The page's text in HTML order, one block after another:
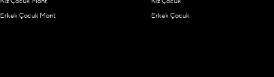
Erkek Çocuk Mont
Erkek Çocuk